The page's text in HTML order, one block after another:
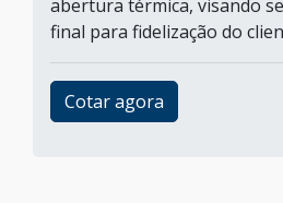
abertura térmica, visando
final para fidelização do
Cotar agora